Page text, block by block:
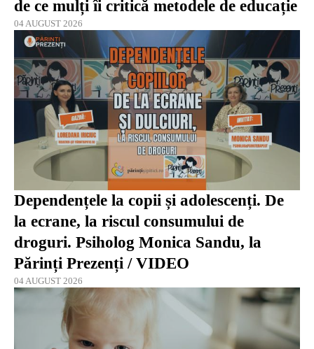
de ce mulți îi critică metodele de educație
04 AUGUST 2026
Dependențele la copii și adolescenți. De
la ecrane, la riscul consumului de
droguri. Psiholog Monica Sandu, la
Părinți Prezenți / VIDEO
04 AUGUST 2026